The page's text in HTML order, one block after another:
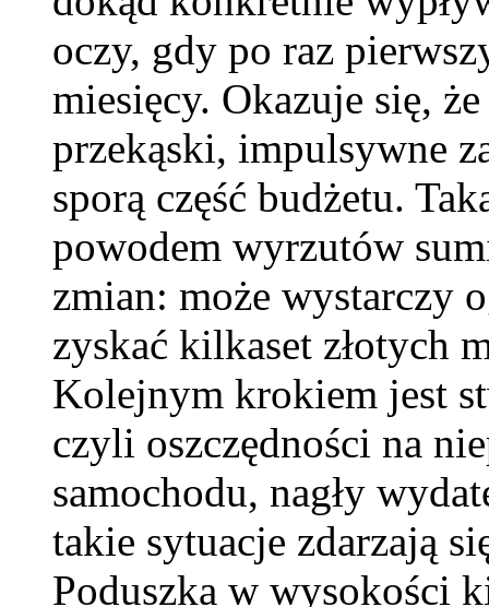
oczy, gdy po raz
miesięcy. Okazuje się,
przekąski, impulsywne
sporą część budżetu.
powodem wyrzutów
zmian: może wystarczy
zyskać kilkaset złotych
Kolejnym krokiem jest
czyli oszczędności na
samochodu, nagły
takie sytuacje zdarzają
Poduszka w wysokości